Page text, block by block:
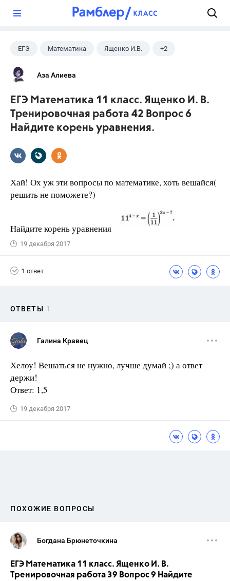
ЕГЭ Математика Ященко И.В. +2
Семенов А.В.
Аза Алиева
ЕГЭ Математика 11 класс. Ященко И. В.
Тренировочная работа 42 Вопрос 6
Найдите корень уравнения.
Хай! Ох уж эти вопросы по математике, хоть вешайся(
решить не поможете?)
Найдите корень уравнения
19 декабря 2017
1 ответ
ОТВЕТЫ 1
Галина Кравец
Хелоу! Вешаться не нужно, лучше думай ;) а ответ
держи!
Ответ: 1,5
19 декабря 2017
ПОХОЖИЕ ВОПРОСЫ
Богдана Брюнеточкина
ЕГЭ Математика 11 класс. Ященко И. В.
Тренировочная работа 39 Вопрос 9 Найдите